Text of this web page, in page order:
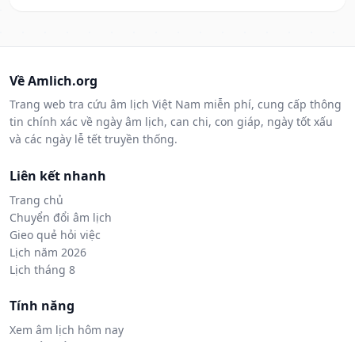
Về Amlich.org
Trang web tra cứu âm lịch Việt Nam miễn phí, cung cấp thông
tin chính xác về ngày âm lịch, can chi, con giáp, ngày tốt xấu
và các ngày lễ tết truyền thống.
Liên kết nhanh
Trang chủ
Chuyển đổi âm lịch
Gieo quẻ hỏi việc
Lịch năm 2026
Lịch tháng 8
Tính năng
Xem âm lịch hôm nay